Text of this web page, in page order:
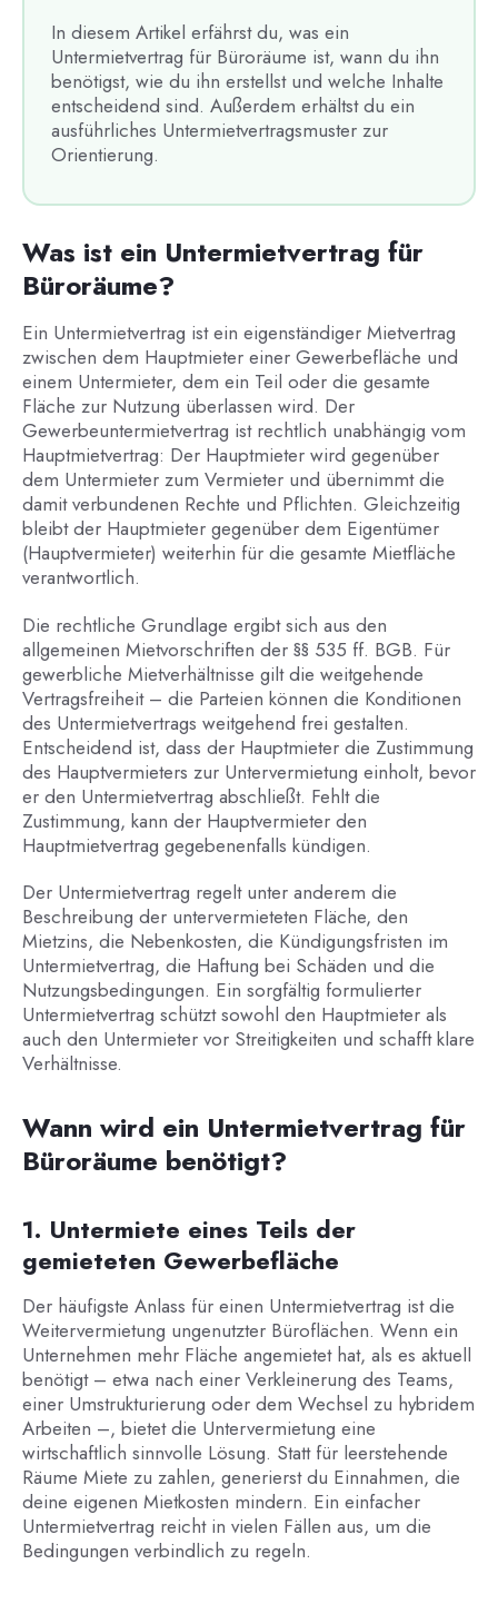
In diesem Artikel erfährst du, was ein
Untermietvertrag für Büroräume ist, wann du ihn
benötigst, wie du ihn erstellst und welche Inhalte
entscheidend sind. Außerdem erhältst du ein
ausführliches Untermietvertragsmuster zur
Orientierung.
Was ist ein Untermietvertrag für
Büroräume?
Ein Untermietvertrag ist ein eigenständiger Mietvertrag
zwischen dem Hauptmieter einer Gewerbefläche und
einem Untermieter, dem ein Teil oder die gesamte
Fläche zur Nutzung überlassen wird. Der
Gewerbeuntermietvertrag ist rechtlich unabhängig vom
Hauptmietvertrag: Der Hauptmieter wird gegenüber
dem Untermieter zum Vermieter und übernimmt die
damit verbundenen Rechte und Pflichten. Gleichzeitig
bleibt der Hauptmieter gegenüber dem Eigentümer
(Hauptvermieter) weiterhin für die gesamte Mietfläche
verantwortlich.
Die rechtliche Grundlage ergibt sich aus den
allgemeinen Mietvorschriften der §§ 535 ff. BGB. Für
gewerbliche Mietverhältnisse gilt die weitgehende
Vertragsfreiheit – die Parteien können die Konditionen
des Untermietvertrags weitgehend frei gestalten.
Entscheidend ist, dass der Hauptmieter die Zustimmung
des Hauptvermieters zur Untervermietung einholt, bevor
er den Untermietvertrag abschließt. Fehlt die
Zustimmung, kann der Hauptvermieter den
Hauptmietvertrag gegebenenfalls kündigen.
Der Untermietvertrag regelt unter anderem die
Beschreibung der untervermieteten Fläche, den
Mietzins, die Nebenkosten, die Kündigungsfristen im
Untermietvertrag, die Haftung bei Schäden und die
Nutzungsbedingungen. Ein sorgfältig formulierter
Untermietvertrag schützt sowohl den Hauptmieter als
auch den Untermieter vor Streitigkeiten und schafft klare
Verhältnisse.
Wann wird ein Untermietvertrag für
Büroräume benötigt?
1. Untermiete eines Teils der
gemieteten Gewerbefläche
Der häufigste Anlass für einen Untermietvertrag ist die
Weitervermietung ungenutzter Büroflächen. Wenn ein
Unternehmen mehr Fläche angemietet hat, als es aktuell
benötigt – etwa nach einer Verkleinerung des Teams,
einer Umstrukturierung oder dem Wechsel zu hybridem
Arbeiten –, bietet die Untervermietung eine
wirtschaftlich sinnvolle Lösung. Statt für leerstehende
Räume Miete zu zahlen, generierst du Einnahmen, die
deine eigenen Mietkosten mindern. Ein einfacher
Untermietvertrag reicht in vielen Fällen aus, um die
Bedingungen verbindlich zu regeln.